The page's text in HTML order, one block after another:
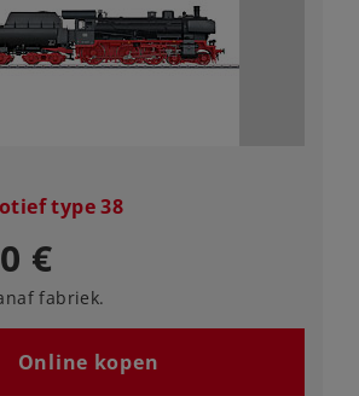
type 38
€
fabriek.
Online kopen